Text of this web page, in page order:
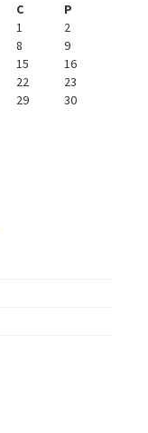
C
P
1
2
8
9
15
16
22
23
29
30